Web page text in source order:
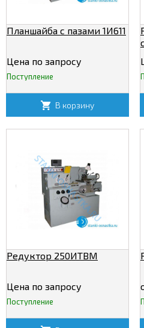
Планшайба с пазами 1И611
Цена по запросу
Поступление
В корзину
Редуктор 250ИТВМ
Цена по запросу
Поступление